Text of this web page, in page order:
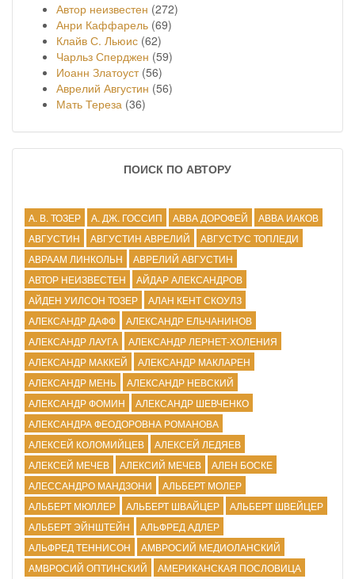
Автор неизвестен (272)
Анри Каффарель (69)
Клайв С. Льюис (62)
Чарльз Сперджен (59)
Иоанн Златоуст(56)
Аврелий Августин (56)
Мать Тереза (36)
ПОИСК ПО АВТОРУ
А. В. ТОЗЕР А. ДЖ. ГОССИП АВВА ДОРОФЕЙ
АВВА ИАКОВ
АВГУСТИН
АВГУСТИН АВРЕЛИЙ
АВГУСТУС ТОПЛЕДИ
АВРААМ ЛИНКОЛЬН
АВРЕЛИЙ АВГУСТИН
АВТОР НЕИЗВЕСТЕН
АЙДАР АЛЕКСАНДРОВ
АЙДЕН УИЛСОН ТОЗЕР
АЛАН КЕНТ СКОУЛЗ
АЛЕКСАНДР ДАФФ
АЛЕКСАНДР ЕЛЬЧАНИНОВ
АЛЕКСАНДР ЛАУГА
АЛЕКСАНДР ЛЕРНЕТ-ХОЛЕНИЯ
АЛЕКСАНДР МАККЕЙ
АЛЕКСАНДР МАКЛАРЕН
АЛЕКСАНДР МЕНЬ
АЛЕКСАНДР НЕВСКИЙ
АЛЕКСАНДР ФОМИН
АЛЕКСАНДР ШЕВЧЕНКО
АЛЕКСАНДРА ФЕОДОРОВНА РОМАНОВА
АЛЕКСЕЙ КОЛОМИЙЦЕВ
АЛЕКСЕЙ ЛЕДЯЕВ
АЛЕКСЕЙ МЕЧЕВ
АЛЕКСИЙ МЕЧЕВ
АЛЕН БОСКЕ
АЛЕССАНДРО МАНДЗОНИ
АЛЬБЕРТ МОЛЕР
АЛЬБЕРТ МЮЛЛЕР
АЛЬБЕРТ ШВАЙЦЕР
АЛЬБЕРТ ШВЕЙЦЕР
АЛЬБЕРТ ЭЙНШТЕЙН
АЛЬФРЕД АДЛЕР
АЛЬФРЕД ТЕННИСОН
АМВРОСИЙ МЕДИОЛАНСКИЙ
АМВРОСИЙ ОПТИНСКИЙ
АМЕРИКАНСКАЯ ПОСЛОВИЦА